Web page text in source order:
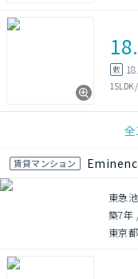
敷
1SLDK /
全
賃貸マンション
東急
築7年
東京